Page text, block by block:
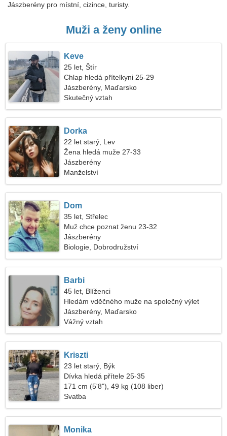
Jászberény pro místní, cizince, turisty.
Muži a ženy online
Keve
25 let, Štír
Chlap hledá přítelkyni 25-29
Jászberény, Maďarsko
Skutečný vztah
Dorka
22 let starý, Lev
Žena hledá muže 27-33
Jászberény
Manželství
Dom
35 let, Střelec
Muž chce poznat ženu 23-32
Jászberény
Biologie, Dobrodružství
Barbi
45 let, Blíženci
Hledám vděčného muže na společný výlet
Jászberény, Maďarsko
Vážný vztah
Kriszti
23 let starý, Býk
Dívka hledá přítele 25-35
171 cm (5'8"), 49 kg (108 liber)
Svatba
Monika